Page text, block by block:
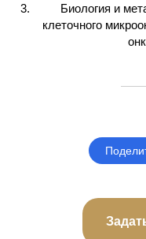
Биология и
клеточного